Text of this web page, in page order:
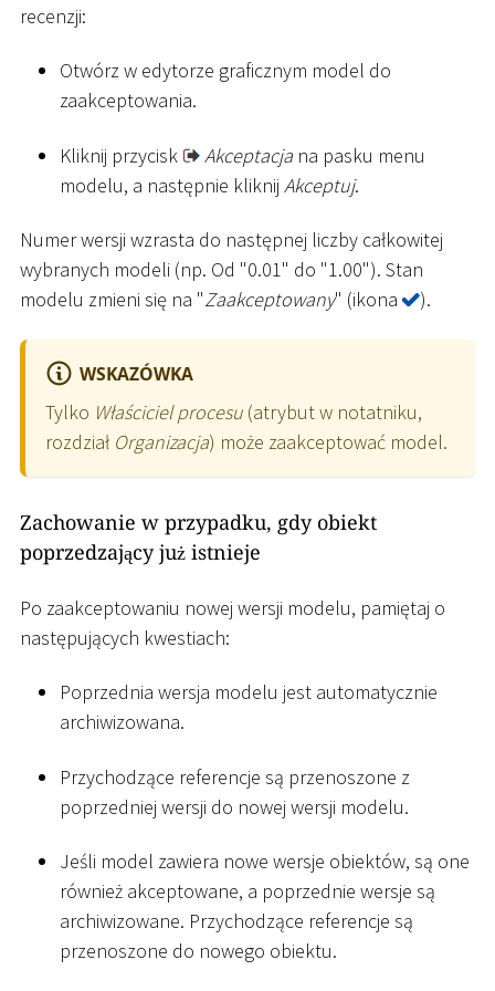
recenzji:
Otwórz w edytorze graficznym model do
zaakceptowania.
Kliknij przycisk Akceptacja na pasku menu
modelu, a następnie kliknij Akceptuj.
Numer wersji wzrasta do następnej liczby całkowitej
wybranych modeli (np. Od "0.01" do "1.00"). Stan
modelu zmieni się na "Zaakceptowany" (ikona ).
WSKAZÓWKA
Tylko Właściciel procesu (atrybut w notatniku,
rozdział Organizacja) może zaakceptować model.
Zachowanie w przypadku, gdy obiekt
poprzedzający już istnieje
Po zaakceptowaniu nowej wersji modelu, pamiętaj o
następujących kwestiach:
Poprzednia wersja modelu jest automatycznie
archiwizowana.
Przychodzące referencje są przenoszone z
poprzedniej wersji do nowej wersji modelu.
Jeśli model zawiera nowe wersje obiektów, są one
również akceptowane, a poprzednie wersje są
archiwizowane. Przychodzące referencje są
przenoszone do nowego obiektu.